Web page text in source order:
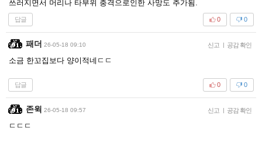
쓰러지면서 머리나 타부위 충격으로인한 사망도 추가됨.
답글 0
0
패더 26-05-18 09:10 신고 | 공감 확인
소금 한꼬집보다 양이적네ㄷㄷ
답글 0
0
존윅 26-05-18 09:57 신고 | 공감 확인
ㄷㄷㄷ